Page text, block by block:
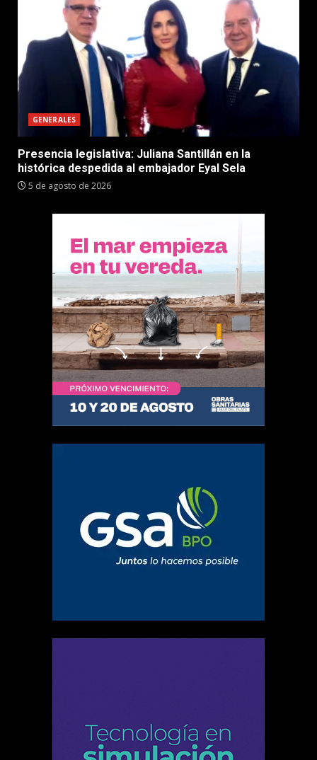
GENERALES
Presencia legislativa: Juliana Santillán en la
histórica despedida al embajador Eyal Sela
5 de agosto de 2026